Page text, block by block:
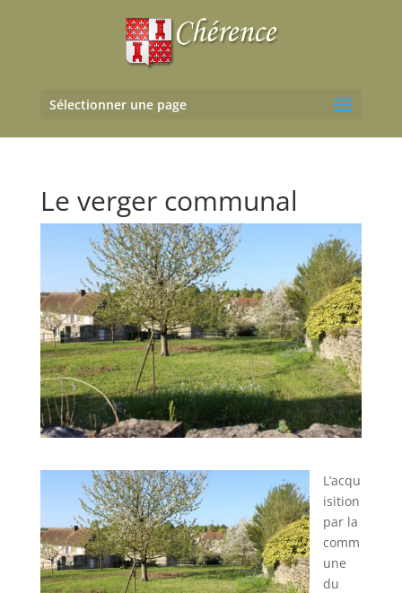
Sélectionner une page
Le verger communal
L’acqu
isition
par la
comm
une
du